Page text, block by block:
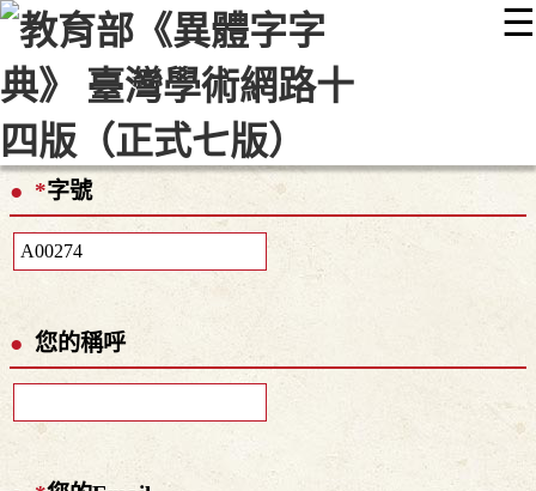
☰
::: 最新消息 常見問題 編輯說明
顯示模式
網站導覽
*字號
您的稱呼